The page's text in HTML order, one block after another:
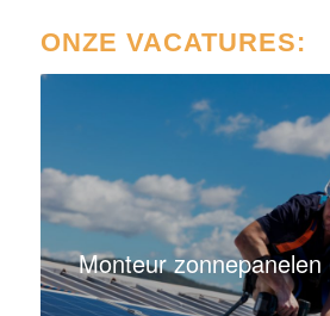
ONZE VACATURES:
Monteur